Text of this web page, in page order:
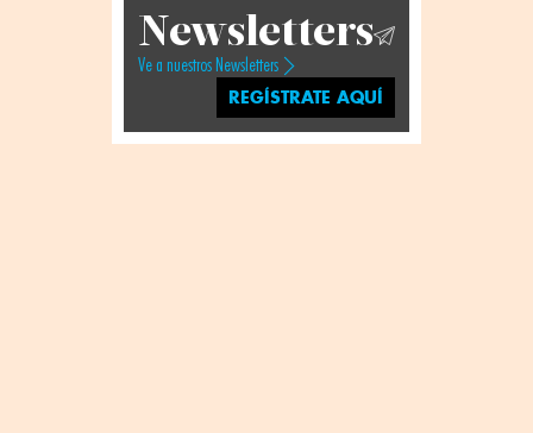
Newsletters
Ve a nuestros Newsletters
REGÍSTRATE AQUÍ